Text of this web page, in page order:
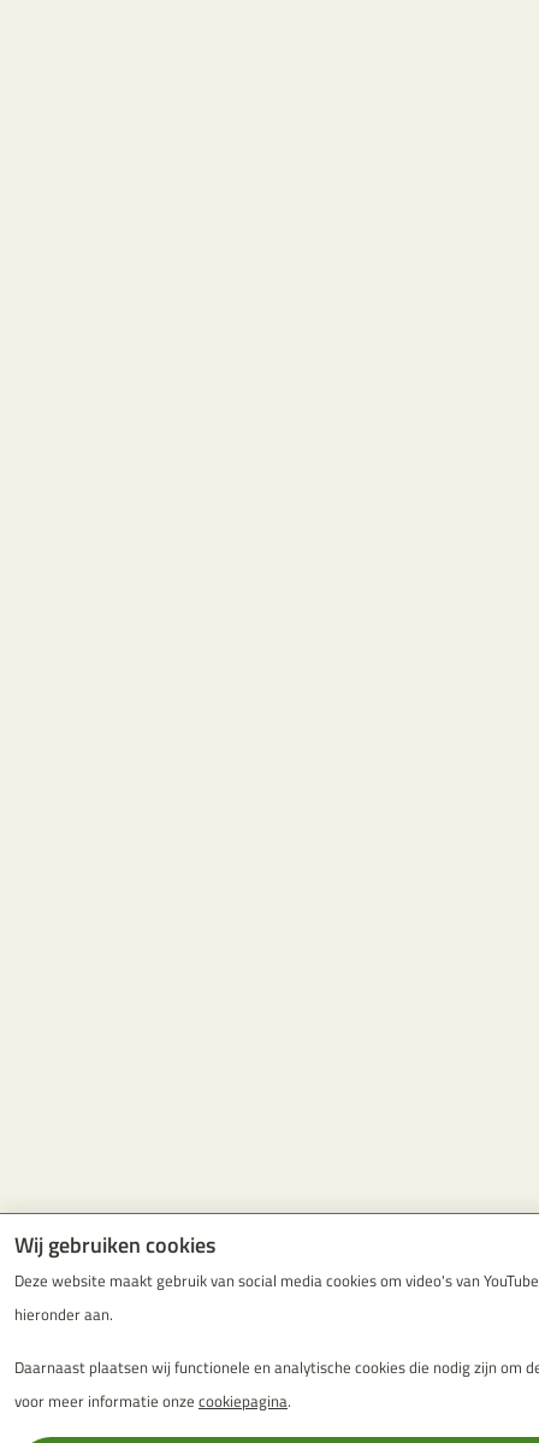
Wij gebruiken cookies
Deze website maakt gebruik van social media cookies om video's van
hieronder aan.
Daarnaast plaatsen wij functionele en analytische cookies die nodig zijn om
voor meer informatie onze cookiepagina.